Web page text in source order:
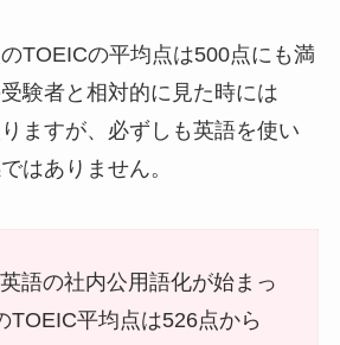
TOEICの平均点は500点にも満
験者と相対的に見た時には
りますが、必ずしも英語を使い
はありません。
語の社内公用語化が始まっ
TOEIC平均点は526点から